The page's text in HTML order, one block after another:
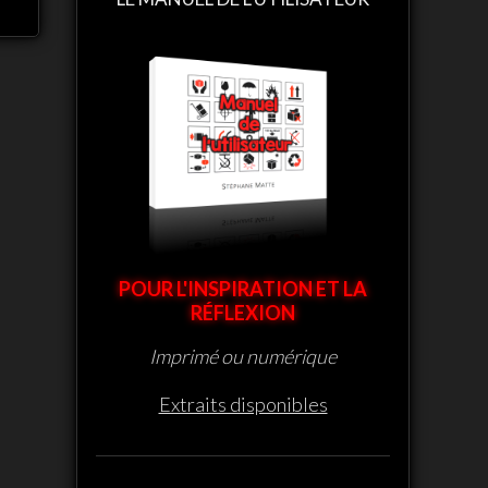
POUR L'INSPIRATION ET LA
RÉFLEXION
Imprimé ou numérique
Extraits disponibles